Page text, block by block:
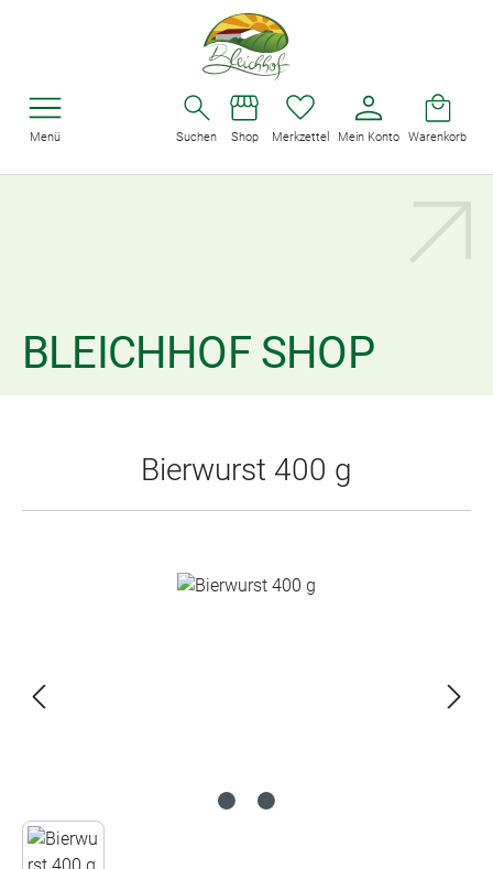
Menü Suchen Shop Merkzettel Mein Konto Warenkorb
BLEICHHOF SHOP
Bierwurst 400 g
Bildergalerie überspringen